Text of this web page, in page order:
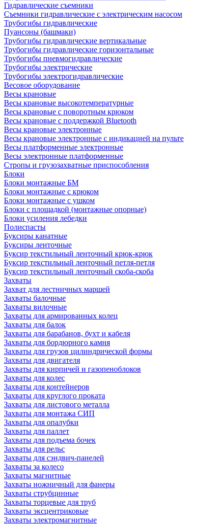
Гидравлические съемники
Съемники гидравлические с электрическим насосом
Трубогибы гидравлические
Пуансоны (башмаки)
Трубогибы гидравлические вертикальные
Трубогибы гидравлические горизонтальные
Трубогибы пневмогидравлические
Трубогибы электрические
Трубогибы электрогидравлические
Весовое оборудование
Весы крановые
Весы крановые высокотемпературные
Весы крановые с поворотным крюком
Весы крановые с поддержкой Bluetooth
Весы крановые электронные
Весы крановые электронные с индикацией на пульте
Весы платформенные электронные
Весы электронные платформенные
Стропы и грузозахватные приспособления
Блоки
Блоки монтажные БМ
Блоки монтажные с крюком
Блоки монтажные с ушком
Блоки с площадкой (монтажные опорные)
Блоки усиления лебедки
Полиспасты
Буксиры канатные
Буксиры ленточные
Буксир текстильный ленточный крюк-крюк
Буксир текстильный ленточный петля-петля
Буксир текстильный ленточный скоба-скоба
Захваты
Захват для лестничных маршей
Захваты балочные
Захваты вилочные
Захваты для армированных колец
Захваты для балок
Захваты для барабанов, бухт и кабеля
Захваты для бордюрного камня
Захваты для грузов цилиндрической формы
Захваты для двигателя
Захваты для кирпичей и газопеноблоков
Захваты для колес
Захваты для контейнеров
Захваты для круглого проката
Захваты для листового металла
Захваты для монтажа СИП
Захваты для опалубки
Захваты для паллет
Захваты для подъема бочек
Захваты для рельс
Захваты для сэндвич-панелей
Захваты за колесо
Захваты магнитные
Захваты ножничный для фанеры
Захваты струбцинные
Захваты торцевые для труб
Захваты эксцентриковые
Захваты электромагнитные